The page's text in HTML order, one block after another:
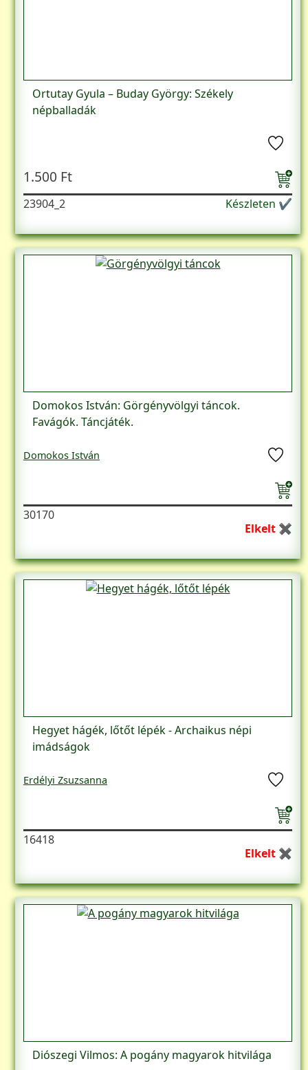
Ortutay Gyula – Buday György: Székely
népballadák
1.500 Ft
23904_2 Készleten ✔
Domokos István: Görgényvölgyi táncok.
Favágók. Táncjáték.
Domokos István
30170
Elkelt ✖
Hegyet hágék, lőtőt lépék - Archaikus népi
imádságok
Erdélyi Zsuzsanna
16418
Elkelt ✖
Diószegi Vilmos: A pogány magyarok hitvilága